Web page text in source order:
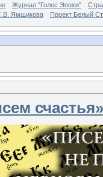
Журнал "Голос Эпохи"
Ямщикова Проект Белый